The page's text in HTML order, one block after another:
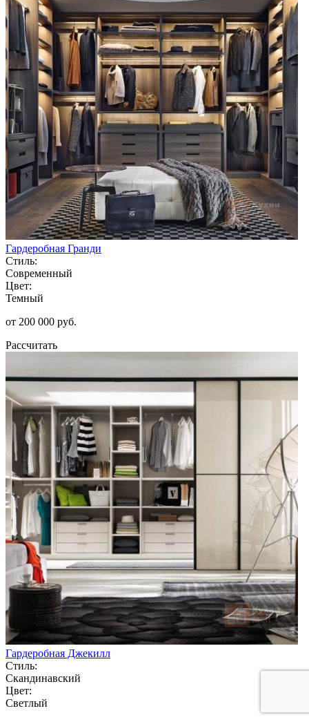
Гардеробная Гранди
Стиль:
Современный
Цвет:
Темный
от 200 000 руб.
Рассчитать
Гардеробная Джекилл
Стиль:
Скандинавский
Цвет:
Светлый